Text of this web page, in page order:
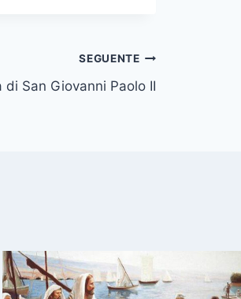
SEGUENTE
di San Giovanni Paolo II